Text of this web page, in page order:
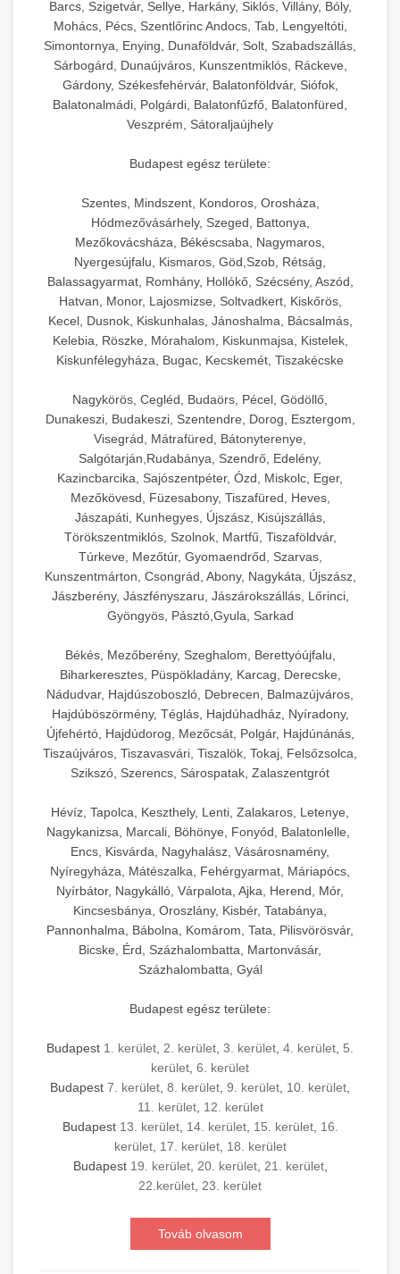
Barcs, Szigetvár, Sellye, Harkány, Siklós, Villány, Bóly,
Mohács, Pécs, Szentlőrinc Andocs, Tab, Lengyeltóti,
Simontornya, Enying, Dunaföldvár, Solt, Szabadszállás,
Sárbogárd, Dunaújváros, Kunszentmiklós, Ráckeve,
Gárdony, Székesfehérvár, Balatonföldvár, Siófok,
Balatonalmádi, Polgárdi, Balatonfűzfő, Balatonfüred,
Veszprém, Sátoraljaújhely
Budapest egész területe:
Szentes, Mindszent, Kondoros, Orosháza,
Hódmezővásárhely, Szeged, Battonya,
Mezőkovácsháza, Békéscsaba, Nagymaros,
Nyergesújfalu, Kismaros, Göd,Szob, Rétság,
Balassagyarmat, Romhány, Hollókő, Szécsény, Aszód,
Hatvan, Monor, Lajosmizse, Soltvadkert, Kiskőrös,
Kecel, Dusnok, Kiskunhalas, Jánoshalma, Bácsalmás,
Kelebia, Röszke, Mórahalom, Kiskunmajsa, Kistelek,
Kiskunfélegyháza, Bugac, Kecskemét, Tiszakécske
Nagykörös, Cegléd, Budaörs, Pécel, Gödöllő,
Dunakeszi, Budakeszi, Szentendre, Dorog, Esztergom,
Visegrád, Mátrafüred, Bátonyterenye,
Salgótarján,Rudabánya, Szendrő, Edelény,
Kazincbarcika, Sajószentpéter, Ózd, Miskolc, Eger,
Mezőkövesd, Füzesabony, Tiszafüred, Heves,
Jászapáti, Kunhegyes, Újszász, Kisújszállás,
Törökszentmiklós, Szolnok, Martfű, Tiszaföldvár,
Túrkeve, Mezőtúr, Gyomaendrőd, Szarvas,
Kunszentmárton, Csongrád, Abony, Nagykáta, Újszász,
Jászberény, Jászfényszaru, Jászárokszállás, Lőrinci,
Gyöngyös, Pásztó,Gyula, Sarkad
Békés, Mezőberény, Szeghalom, Berettyóújfalu,
Biharkeresztes, Püspökladány, Karcag, Derecske,
Nádudvar, Hajdúszoboszló, Debrecen, Balmazújváros,
Hajdúböszörmény, Téglás, Hajdúhadház, Nyíradony,
Újfehértó, Hajdúdorog, Mezőcsát, Polgár, Hajdúnánás,
Tiszaújváros, Tiszavasvári, Tiszalök, Tokaj, Felsőzsolca,
Szikszó, Szerencs, Sárospatak, Zalaszentgrót
Hévíz, Tapolca, Keszthely, Lenti, Zalakaros, Letenye,
Nagykanizsa, Marcali, Böhönye, Fonyód, Balatonlelle,
Encs, Kisvárda, Nagyhalász, Vásárosnamény,
Nyíregyháza, Mátészalka, Fehérgyarmat, Máriapócs,
Nyírbátor, Nagykálló, Várpalota, Ajka, Herend, Mór,
Kincsesbánya, Oroszlány, Kisbér, Tatabánya,
Pannonhalma, Bábolna, Komárom, Tata, Pilisvörösvár,
Bicske, Érd, Százhalombatta, Martonvásár,
Százhalombatta, Gyál
Budapest egész területe:
Budapest 1. kerület, 2. kerület, 3. kerület, 4. kerület, 5.
kerület, 6. kerület
Budapest 7. kerület, 8. kerület, 9. kerület, 10. kerület,
11. kerület, 12. kerület
Budapest 13. kerület, 14. kerület, 15. kerület, 16.
kerület, 17. kerület, 18. kerület
Budapest 19. kerület, 20. kerület, 21. kerület,
22.kerület, 23. kerület
Továb olvasom